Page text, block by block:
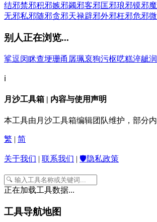
结邪禁邪积邪嫉邪蠲邪客邪匡邪琅邪镆邪
无邪私邪随邪贪邪天禄辟邪外邪枉邪危邪
别人正在浏览...
挲逗闵眯查埂珊甬 孱珮裒狗污枢呓糕淬龇润
ℹ️
月沙工具箱 | 内容与使用声明
本工具由月沙工具箱编辑团队维护，部分
繁 | 简
关于我们 | 联系我们 | 🛡️隐私政策
正在加载工具数据...
工具导航地图